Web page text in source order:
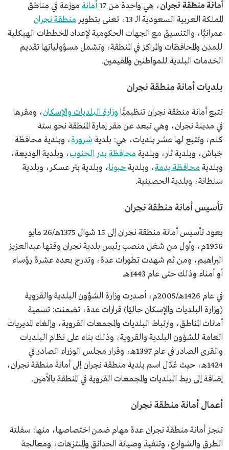
أمانة منطقة نجران، هي واحدة من 17 أمانة موزعة في مناطق
المملكة العربية السعودية الـ 13، تعنى بتطوير
منطقة نجران
عمرانيًّا، والتنسيق مع الجهات الحكومية لإعداد المخططات الهيكلية
للمدن والمحافظات والمراكز في المنطقة، وتشمل مسؤولياتها تقديم
الخدمات البلدية للمواطنين والمقيمين.
بلديات أمانة منطقة نجران
تتبع أمانة منطقة نجران تنظيميًّا وزارة البلديات والإسكان، ومقرها
في مدينة نجران، وهي تبعد عن مقر إمارة المنطقة نحو ستة
كلم، وتتبع لها عشر بلديات، هي: بلدية شرورة، وبلدية محافظة
خباش، وبلدية ثار، وبلدية محافظة بدر الجنوب، وبلدية الوديعة،
وبلدية محافظة يدمة، وبلديةحبونا، وبلدية بئر عسكر، وبلدية
سلطانة، وبلدية الحصينية.
تأسيس أمانة منطقة نجران
يعود تأسيس أمانة منطقة نجران إلى 15 شوال 1375هـ/26 مايو
1956م، وأول من شغل منصب رئيس بلدية نجران وقتها عبدالعزيز
البراهيم، ومن ثم شهدت تطورات عدة، وتدرج بعده عشرة رؤساء
أو أمناء وذلك حتى عام 1443هـ.
في عام 1426هـ/2005م، أصدرت وزارة الشؤون البلدية والقروية
(وزارة البلديات والإسكان حاليًا) قرارات عدة، تضمنت: تسمية
أمانات المناطق، وارتباط البلديات والمجمعات القروية، وإلغاء المديريات
العامة للشؤون البلدية والقروية، وذلك بناء على نظام البلديات
والقرى الصادر في عام 1397هـ، وقرار مجلس الوزراء الصادر في
1424هـ، حيث عُدّل اسم بلدية منطقة نجران إلى أمانة منطقة نجران،
إضافة إلى ربط البلديات والمجمعات القروية في المنطقة بالأمين.
أعمال أمانة منطقة نجران
تنجز أمانة منطقة نجران عدة مهام ضمن اختصاصها، منها: سفلتة
الطرق والشوارع، وتنفيذ وصيانة الحدائق والمنتزهات، ومعالجة